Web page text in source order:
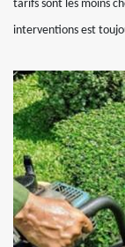
tarifs sont les moins
interventions est